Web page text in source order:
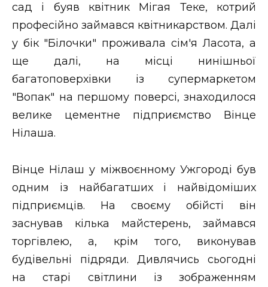
ВІДЕО
сад і буяв квітник Мігая Теке, котрий
професійно займався квітникарством. Далі
у бік "Білочки" проживала сім'я Ласота, а
ще далі, на місці нинішньої
багатоповерхівки із супермаркетом
"Вопак" на першому поверсі, знаходилося
велике цементне підприємство Вінце
Нілаша.
Вінце Нілаш у міжвоєнному Ужгороді був
одним із найбагатших і найвідоміших
підприємців. На своєму обійсті він
заснував кілька майстерень, займався
торгівлею, а, крім того, виконував
будівельні підряди. Дивлячись сьогодні
на старі світлини із зображенням